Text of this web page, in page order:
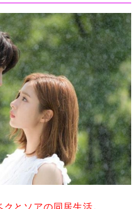
クとソアの同居生活。